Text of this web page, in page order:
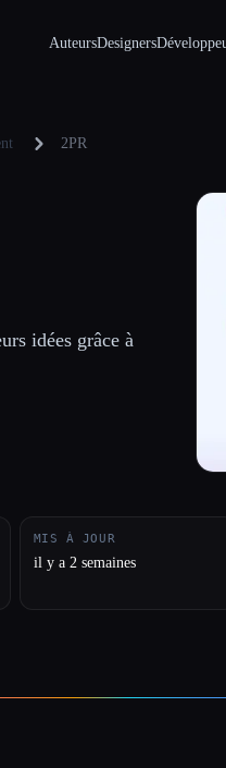
AuteursDesigners
2PR
idées grâce à
MIS À JOUR
il y a 2 semaines